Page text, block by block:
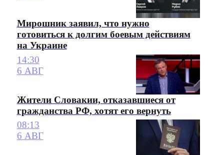
Мирошник заявил, что нужно
готовиться к долгим боевым действиям
на Украине
14:30
6 АВГ
Жители Словакии, отказавшиеся от
гражданства РФ, хотят его вернуть
08:13
6 АВГ